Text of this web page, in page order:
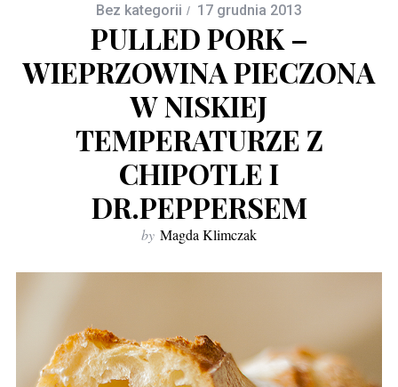
Bez kategorii 17 grudnia 2013
PULLED PORK –
WIEPRZOWINA PIECZONA
W NISKIEJ
TEMPERATURZE Z
CHIPOTLE I
DR.PEPPERSEM
by Magda Klimczak